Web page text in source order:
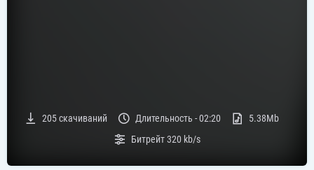
205скачиваний Длительность -02:20
5.38Mb
Битрейт320 kb/s